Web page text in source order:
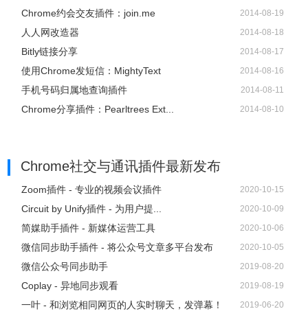
Chrome约会交友插件：join.me 2014-08-19
人人网改造器 2014-08-18
Bitly链接分享 2014-08-17
使用Chrome发短信：MightyText 2014-08-16
手机号码归属地查询插件 2014-08-11
Chrome分享插件：Pearltrees Ext... 2014-08-10
Chrome社交与通讯插件最新发布
Zoom插件 - 专业的视频会议插件 2020-10-15
Circuit by Unify插件 - 为用户提... 2020-10-09
简媒助手插件 - 新媒体运营工具 2020-10-06
微信同步助手插件 - 将公众号文章多平台发布 2020-10-05
微信公众号同步助手 2019-08-20
Coplay - 异地同步观看 2019-08-19
一叶 - 和浏览相同网页的人实时聊天，发弹幕！ 2019-06-20